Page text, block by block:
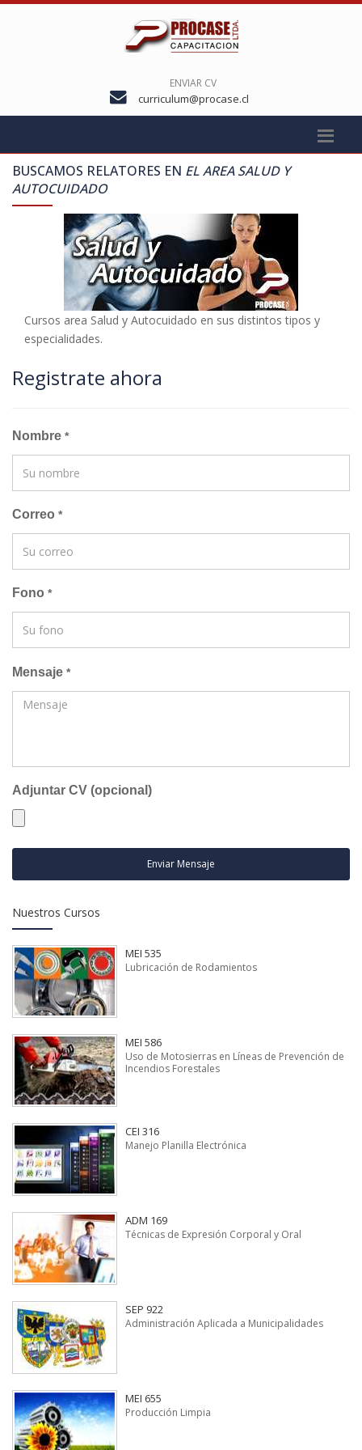
ENVIAR CV
curriculum@procase.cl
BUSCAMOS RELATORES EN EL AREA SALUD Y
AUTOCUIDADO
Cursos area Salud y Autocuidado en sus distintos tipos y
especialidades.
Registrate ahora
Nombre *
Correo *
Fono *
Mensaje *
Adjuntar CV (opcional)
Enviar Mensaje
Nuestros Cursos
MEI 535
Lubricación de Rodamientos
MEI 586
Uso de Motosierras en Líneas de Prevención de
Incendios Forestales
CEI 316
Manejo Planilla Electrónica
ADM 169
Técnicas de Expresión Corporal y Oral
SEP 922
Administración Aplicada a Municipalidades
MEI 655
Producción Limpia